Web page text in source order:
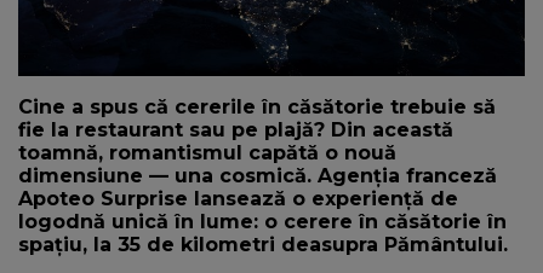
Cine a spus că cererile în căsătorie trebuie să
fie la restaurant sau pe plajă? Din această
toamnă, romantismul capătă o nouă
dimensiune — una cosmică. Agenția franceză
Apoteo Surprise lansează o experiență de
logodnă unică în lume: o cerere în căsătorie în
spațiu, la 35 de kilometri deasupra Pământului.